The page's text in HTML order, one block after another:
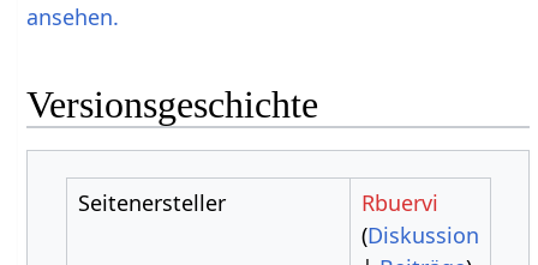
ansehen.
Versionsgeschichte
Seitenersteller
Rbuervi
(Diskussion